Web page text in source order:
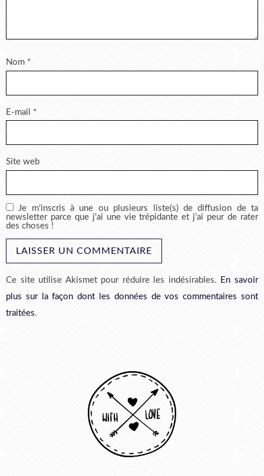
Nom *
E-mail *
Site web
Je m'inscris à une ou plusieurs liste(s) de diffusion de ta
newsletter parce que j'ai une vie trépidante et j'ai peur de rater
des choses !
Ce site utilise Akismet pour réduire les indésirables. En savoir
plus sur la façon dont les données de vos commentaires sont
traitées.